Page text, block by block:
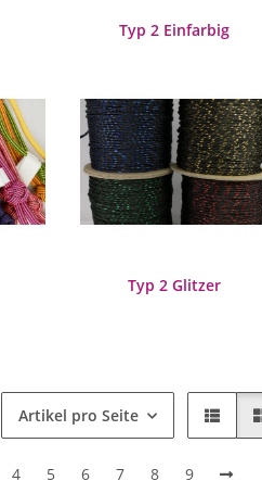
Typ 2 Einfarbig
Typ 2 Glitzer
Artikel pro Seite
4 5 6 7 8 9